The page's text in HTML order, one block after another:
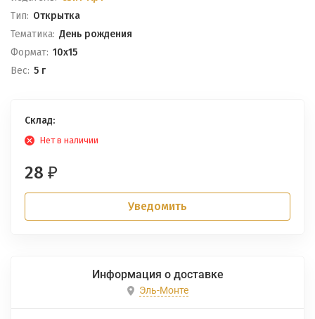
Тип: Открытка
Тематика: День рождения
Формат: 10x15
Вес: 5 г
Склад:
Нет в наличии
28 ₽
Уведомить
Информация о доставке
Эль-Монте